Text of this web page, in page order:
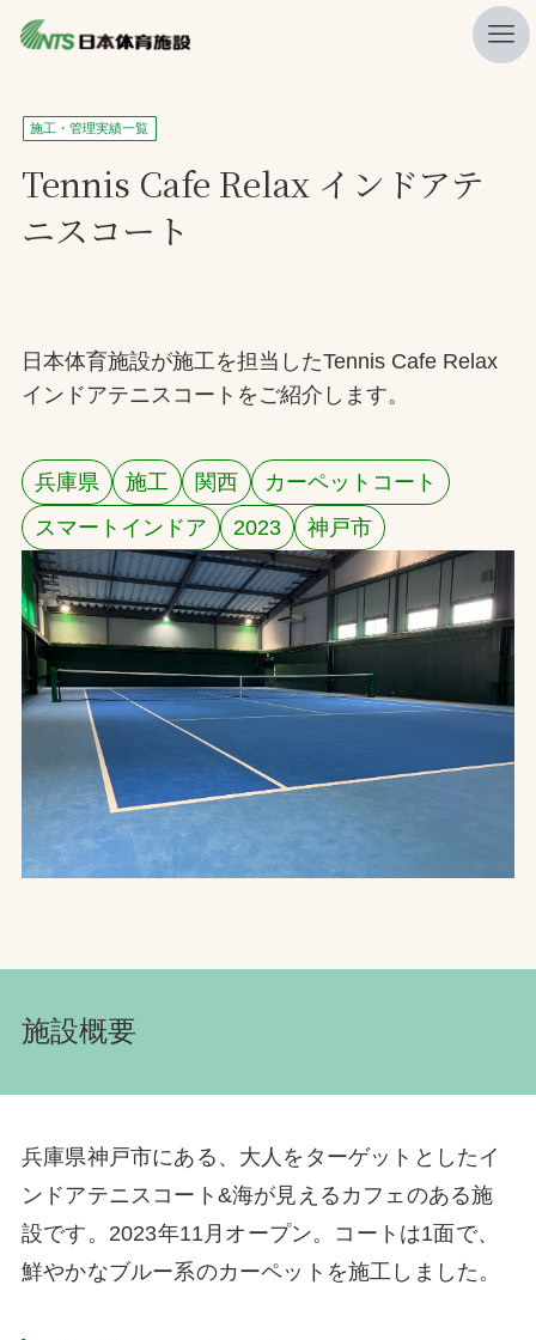
私たちの強み
ニュース
施工・管理実績一覧
会社概要
採用情報
お問合せ
お取引先の皆様へ
プライバシーポリシー
ソーシャルメディアポリシー
施工・管理実績一覧
Tennis Cafe Relax インドアテ
ニスコート
日本体育施設が施工を担当したTennis Cafe Relax
インドアテニスコートをご紹介します。
兵庫県 施工 関西
カーペットコート
スマートインドア
2023 神戸市
施設概要
兵庫県神戸市にある、大人をターゲットとしたイ
ンドアテニスコート&海が見えるカフェのある施
設です。2023年11月オープン。コートは1面で、
鮮やかなブルー系のカーペットを施工しました。